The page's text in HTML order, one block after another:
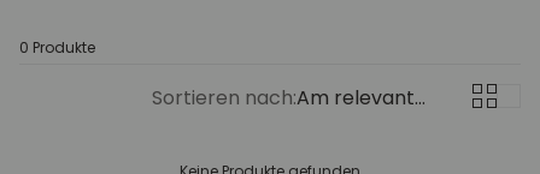
Bücherregale
Sitzbänke
0 Produkte
Sortieren nach: Am relevantesten